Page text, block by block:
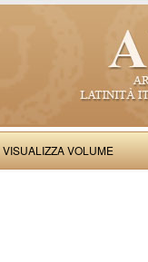
VISUALIZZA VOLUME